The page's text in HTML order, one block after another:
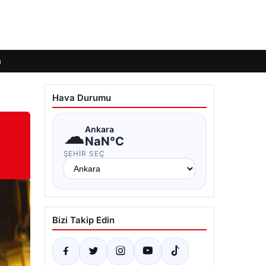
Hava Durumu
☁Ankara
NaN°C
ŞEHIR SEÇ
Bizi Takip Edin